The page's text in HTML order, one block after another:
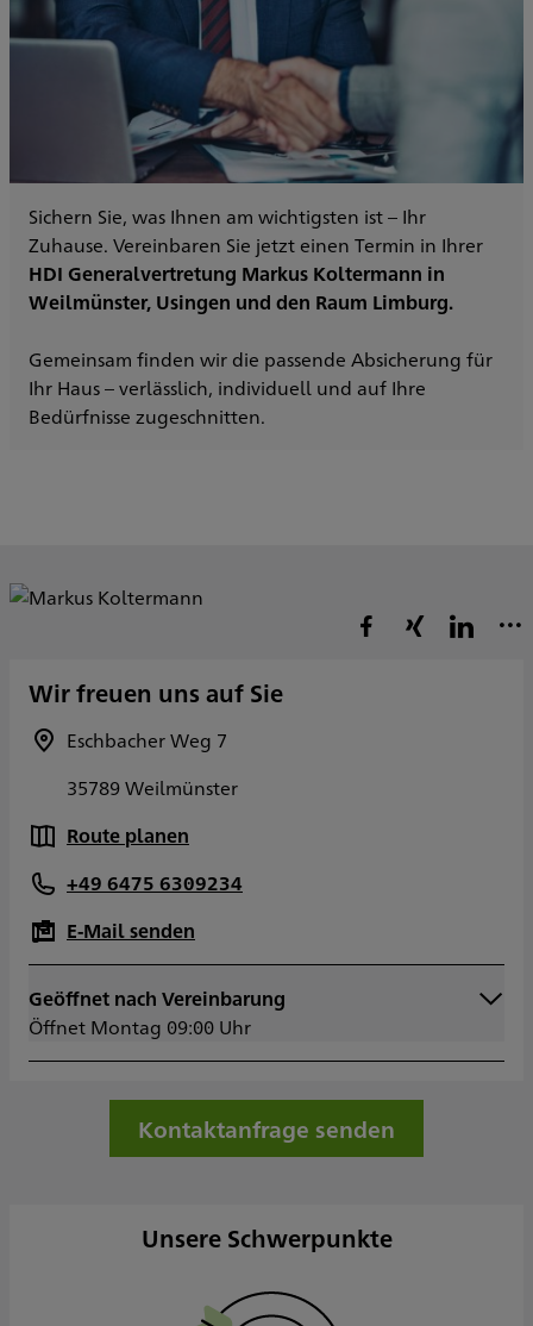
Sichern Sie, was Ihnen am wichtigsten ist – Ihr
Zuhause. Vereinbaren Sie jetzt einen Termin in Ihrer
HDI Generalvertretung Markus Koltermann in
Weilmünster, Usingen und den Raum Limburg.
Gemeinsam finden wir die passende Absicherung für
Ihr Haus – verlässlich, individuell und auf Ihre
Bedürfnisse zugeschnitten.
Wir freuen uns auf Sie
Eschbacher Weg 7
35789 Weilmünster
Route planen
+49 6475 6309234
E-Mail senden
Geöffnet nach Vereinbarung
Öffnet Montag 09:00 Uhr
Montag
Dienstag
Mittwoch
09:00 - 17:00
Kontaktanfrage senden
Unsere Schwerpunkte